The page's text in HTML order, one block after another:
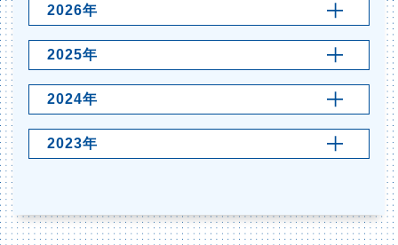
2026年
2025年
2024年
2023年